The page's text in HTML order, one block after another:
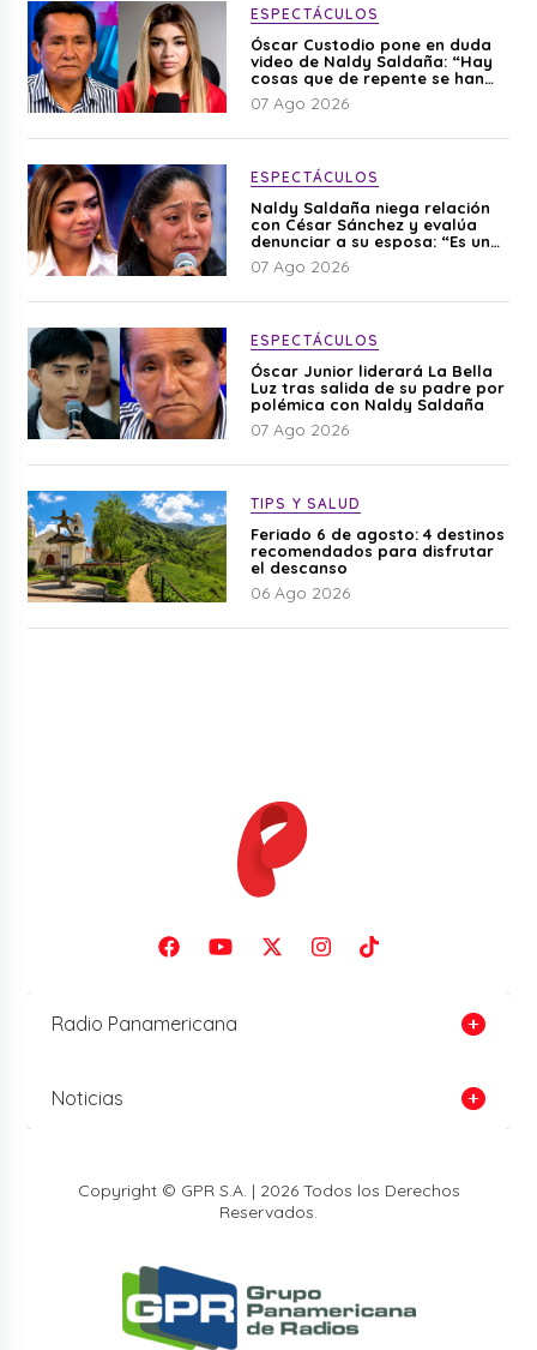
ESPECTÁCULOS
Óscar Custodio pone en duda
video de Naldy Saldaña: “Hay
cosas que de repente se han
editado”
07 Ago 2026
ESPECTÁCULOS
Naldy Saldaña niega relación
con César Sánchez y evalúa
denunciar a su esposa: “Es una
difamación”
07 Ago 2026
ESPECTÁCULOS
Óscar Junior liderará La Bella
Luz tras salida de su padre por
polémica con Naldy Saldaña
07 Ago 2026
TIPS Y SALUD
Feriado 6 de agosto: 4 destinos
recomendados para disfrutar
el descanso
06 Ago 2026
Radio Panamericana
Noticias
Copyright © GPR S.A. | 2026 Todos los Derechos
Reservados.